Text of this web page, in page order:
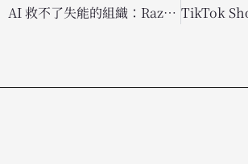
AI 救不了失能的組織：Razorfish 揭露企業轉型的致命盲點